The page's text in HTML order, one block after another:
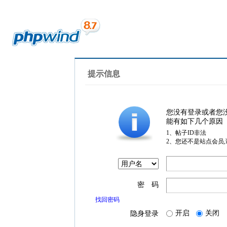
提示信息
您没有登录或者您
能有如下几个原因
1、帖子ID非法
2、您还不是站点会员
密 码
找回密码
隐身登录 开启 关闭